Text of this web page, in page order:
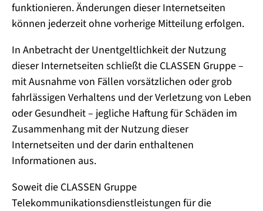
funktionieren. Änderungen dieser Internetseiten
können jederzeit ohne vorherige Mitteilung erfolgen.
In Anbetracht der Unentgeltlichkeit der Nutzung
dieser Internetseiten schließt die CLASSEN Gruppe –
mit Ausnahme von Fällen vorsätzlichen oder grob
fahrlässigen Verhaltens und der Verletzung von Leben
oder Gesundheit – jegliche Haftung für Schäden im
Zusammenhang mit der Nutzung dieser
Internetseiten und der darin enthaltenen
Informationen aus.
Soweit die CLASSEN Gruppe
Telekommunikationsdienstleistungen für die